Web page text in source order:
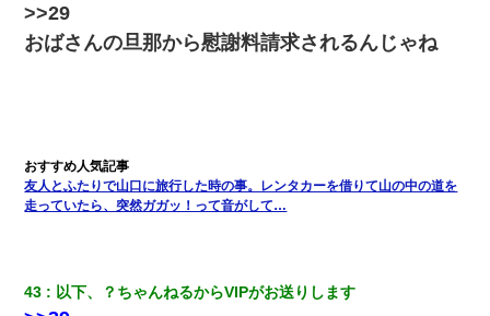
>>29
おばさんの旦那から慰謝料請求されるんじゃね
友人とふたりで山口に旅行した時の事。レンタカーを借りて山の中の道を
走っていたら、突然ガガッ！って音がして…
43 以下、？ちゃんねるからVIPがお送りします